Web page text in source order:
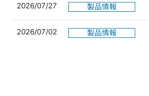
2026/07/27 製品情報
2026/07/02 製品情報